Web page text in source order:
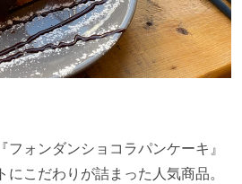
ォンダンショコラパンケーキ』
こだわりが詰まった人気商品。